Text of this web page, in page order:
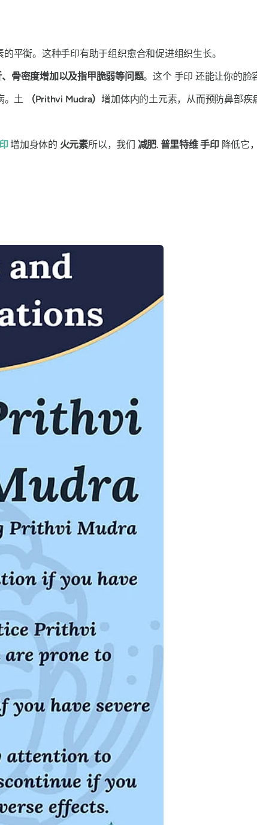
的平衡。这种手印有助于组织愈合和促进组织生长。
骨密度增加以及指甲脆弱等问题。这个 手印 还能让你的脸
。土
（Prithvi Mudra）增加体内的土元素，从而预防鼻部疾
增加身体的 火元素所以，我们 减肥. 普里特维手印降低它